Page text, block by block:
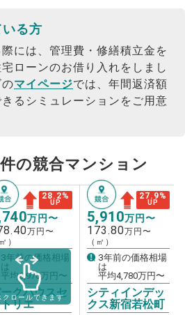
る方
には、管理費・修繕積立金を
ローンのお借り入れをしまし
マイページでは、年間返済額
るシミュレーションをご用意
の競合マンション
28.2%
UP
万円〜
万円〜
）
3年前の価格相場
は
平均6,970万円〜
クハウスセ
リエ
27.9%
UP
5,910万円〜
173.80万円〜
（㎡）
3年前の価格相場
は
平均4,780万円〜
シティインデッ
クス新宿若松町
クロールできます